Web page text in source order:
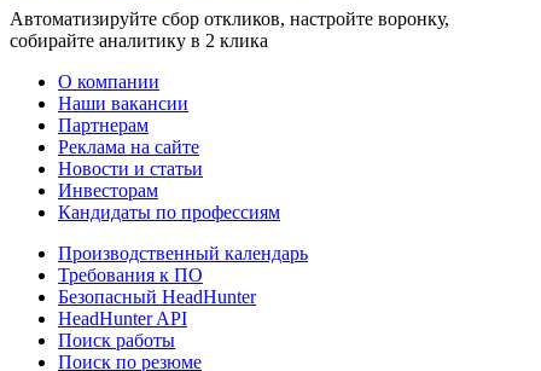
Автоматизируйте сбор откликов, настройте воронку,
собирайте аналитику в 2 клика
О компании
Наши вакансии
Партнерам
Реклама на сайте
Новости и статьи
Инвесторам
Кандидаты по профессиям
Производственный календарь
Требования к ПО
Безопасный HeadHunter
HeadHunter API
Поиск работы
Поиск по резюме